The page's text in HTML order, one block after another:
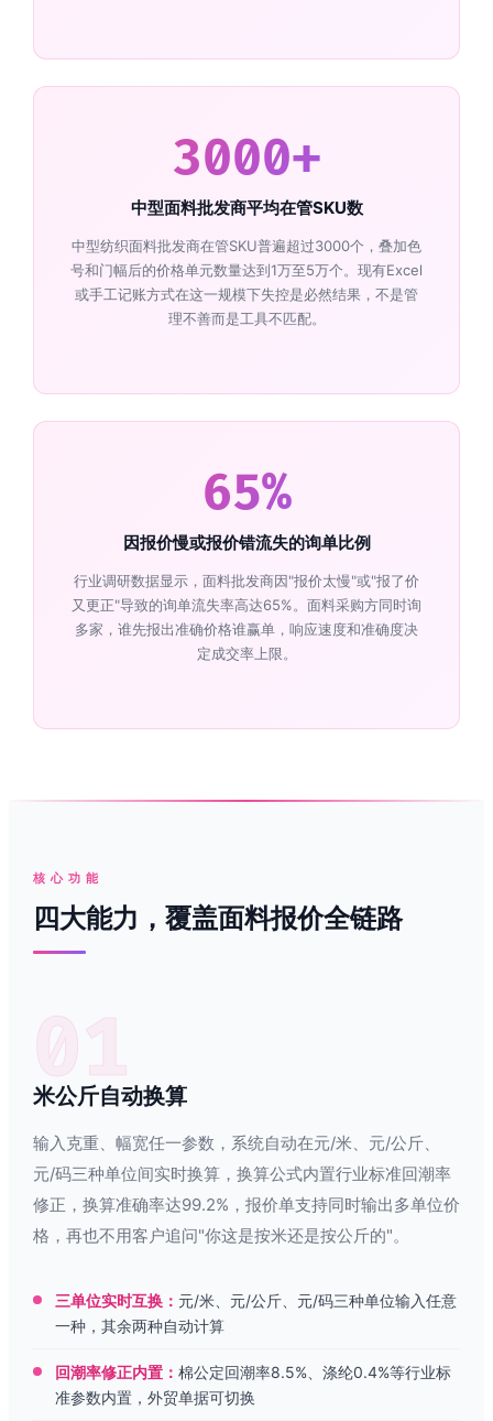
3000+
中型面料批发商平均在管SKU数
中型纺织面料批发商在管SKU普遍超过3000个，叠加色
号和门幅后的价格单元数量达到1万至5万个。现有Excel
或手工记账方式在这一规模下失控是必然结果，不是管
理不善而是工具不匹配。
65%
因报价慢或报价错流失的询单比例
行业调研数据显示，面料批发商因"报价太慢"或"报了价
又更正"导致的询单流失率高达65%。面料采购方同时询
多家，谁先报出准确价格谁赢单，响应速度和准确度决
定成交率上限。
核心功能
四大能力，覆盖面料报价全链路
01
米公斤自动换算
输入克重、幅宽任一参数，系统自动在元/米、元/公斤、
元/码三种单位间实时换算，换算公式内置行业标准回潮率
修正，换算准确率达99.2%，报价单支持同时输出多单位价
格，再也不用客户追问"你这是按米还是按公斤的"。
三单位实时互换： 元/米、元/公斤、元/码三种单位输入任意
一种，其余两种自动计算
回潮率修正内置： 棉公定回潮率8.5%、涤纶0.4%等行业标
准参数内置，外贸单据可切换